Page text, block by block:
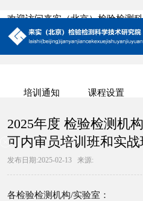
欢迎访问来实（北京）检验检测
培训通知 课程设置
2025年度 检验检测机
可内审员培训班和实战
发布日期:2025-02-13 来源:
各检验检测机构/实验室：